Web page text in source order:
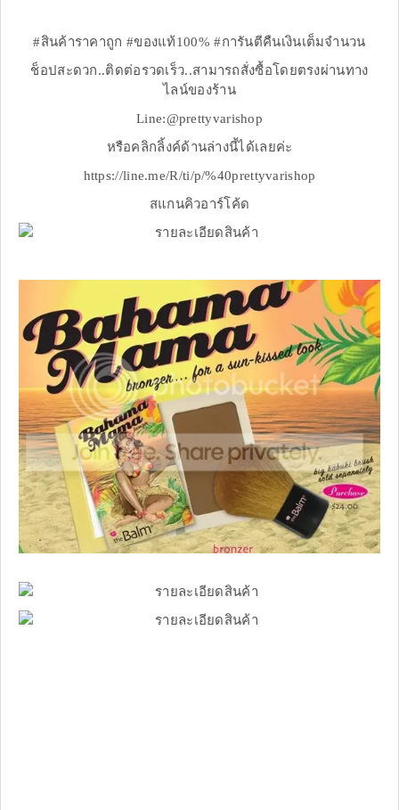
#สินค้าราคาถูก #ของแท้100% #การันตีคืนเงินเต็มจำนวน
ช็อปสะดวก..ติดต่อรวดเร็ว..สามารถสั่งซื้อโดยตรงผ่านทาง
ไลน์ของร้าน
Line:@prettyvarishop
หรือคลิกลิ้งค์ด้านล่างนี้ได้เลยค่ะ
https://line.me/R/ti/p/%40prettyvarishop
สแกนคิวอาร์โค้ด